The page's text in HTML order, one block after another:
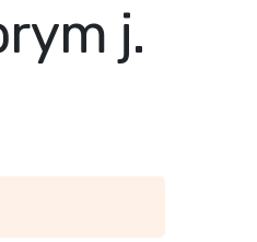
j.